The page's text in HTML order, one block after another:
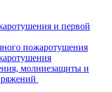
и первой
пожаротушения
молниезащиты и